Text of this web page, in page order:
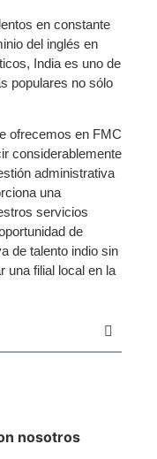
en constante
del inglés en
India es uno de
populares no sólo
ofrecemos en FMC
considerablemente
administrativa
una
servicios
de
de talento indio sin
una filial local en la
nosotros